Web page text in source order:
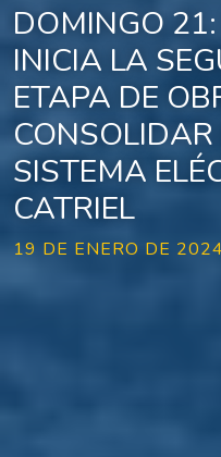
DOMINGO
INICIA LA
ETAPA DE
CONSOLIDAR
SISTEMA
CATRIEL
19 DE ENERO DE 2024